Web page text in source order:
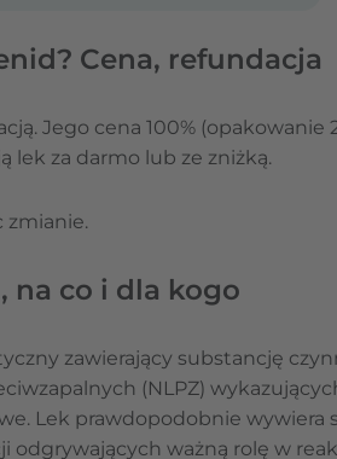
Cena, refundacja
Jego cena 100% (opakowanie
lek za darmo lub ze zniżką.
zmianie.
na co i dla kogo
zawierający substancję
(NLPZ)
Lek prawdopodobnie
odgrywających ważną rolę w